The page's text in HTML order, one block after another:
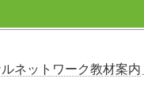
ネットワーク教材案内